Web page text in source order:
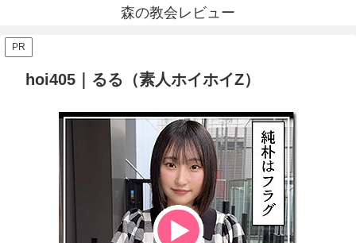
森の教会レビュー
PR
hoi405｜るる（素人ホイホイZ）